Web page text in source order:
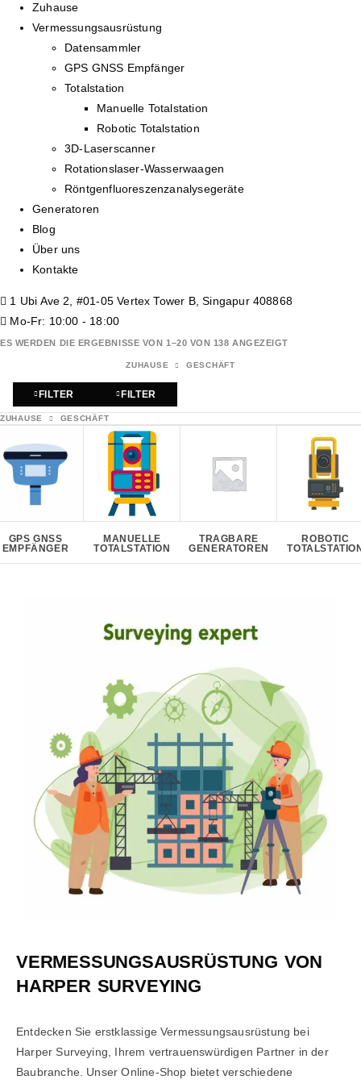
Zuhause
Vermessungsausrüstung
Datensammler
GPS GNSS Empfänger
Totalstation
Manuelle Totalstation
Robotic Totalstation
3D-Laserscanner
Rotationslaser-Wasserwaagen
Röntgenfluoreszenzanalysegeräte
Generatoren
Blog
Über uns
Kontakte
1 Ubi Ave 2, #01-05 Vertex Tower B, Singapur 408868
Mo-Fr: 10:00 - 18:00
ES WERDEN DIE ERGEBNISSE VON 1–20 VON 138 ANGEZEIGT
ZUHAUSE GESCHÄFT
FILTER FILTER
ZUHAUSE GESCHÄFT
GPS GNSS
EMPFÄNGER
MANUELLE
TOTALSTATION
TRAGBARE
GENERATOREN
ROBOTIC
VERMESSUNGSAUSRÜSTUNG VON
HARPER SURVEYING
Entdecken Sie erstklassige Vermessungsausrüstung bei
Harper Surveying, Ihrem vertrauenswürdigen Partner in der
Baubranche. Unser Online-Shop bietet verschiedene